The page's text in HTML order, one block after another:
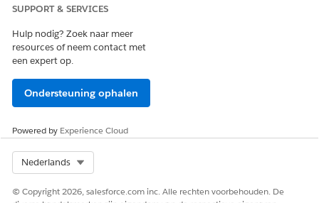
SUPPORT & SERVICES
Hulp nodig? Zoek naar meer
resources of neem contact met
een expert op.
Ondersteuning ophalen
Powered by Experience Cloud
Nederlands
© Copyright 2026, salesforce.com inc. Alle rechten voorbehouden. De